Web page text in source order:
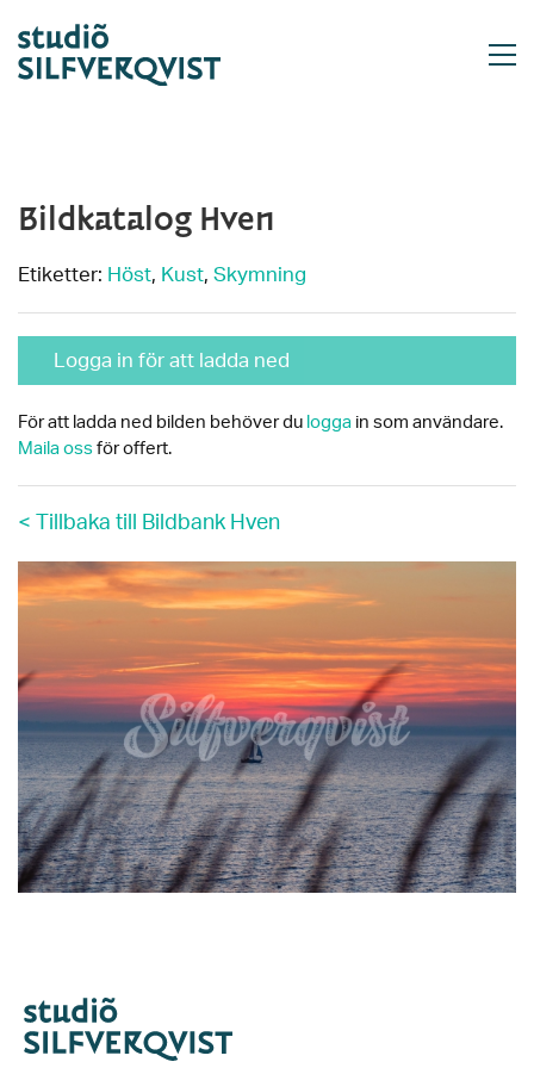
Bildkatalog Hven
Etiketter: Höst, Kust, Skymning
Logga in för att ladda ned
För att ladda ned bilden behöver du logga in som användare.
Maila oss för offert.
< Tillbaka till Bildbank Hven